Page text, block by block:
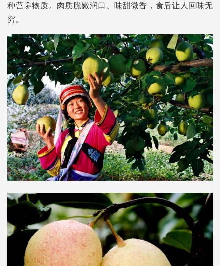
种营养物质。肉质脆嫩润口、味甜微香，食后让人回味无
穷。